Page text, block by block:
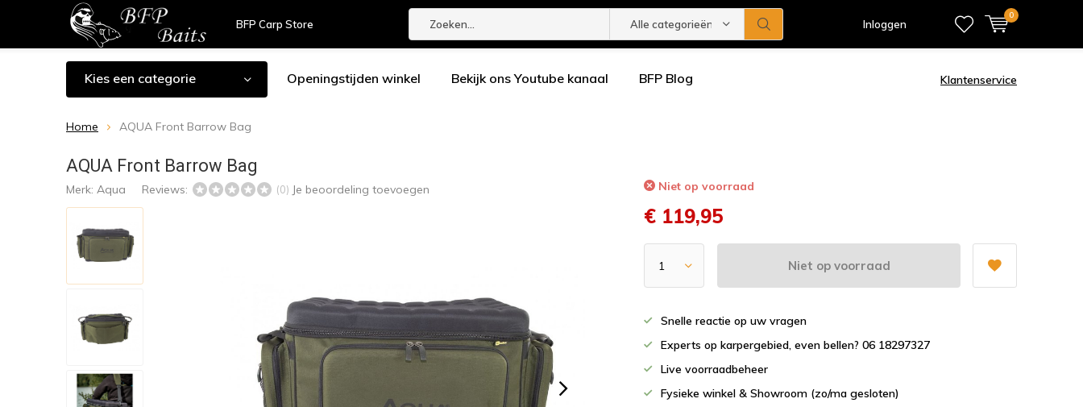
BFP Carp Store Alle categorieën Inloggen
0
Kies een categorie Openingstijden winkel Bekijk ons Youtube kanaal BFP Blog Klantenservice
Home AQUA Front Barrow Bag
AQUA Front Barrow Bag
Merk: Aqua Reviews: (0) Je beoordeling toevoegen Niet op voorraad
€ 119,95
Niet op voorraad
Snelle reactie op uw vragen
Experts op karpergebied, even bellen? 06 18297327
Live voorraadbeheer
Fysieke winkel & Showroom (zo/ma gesloten)